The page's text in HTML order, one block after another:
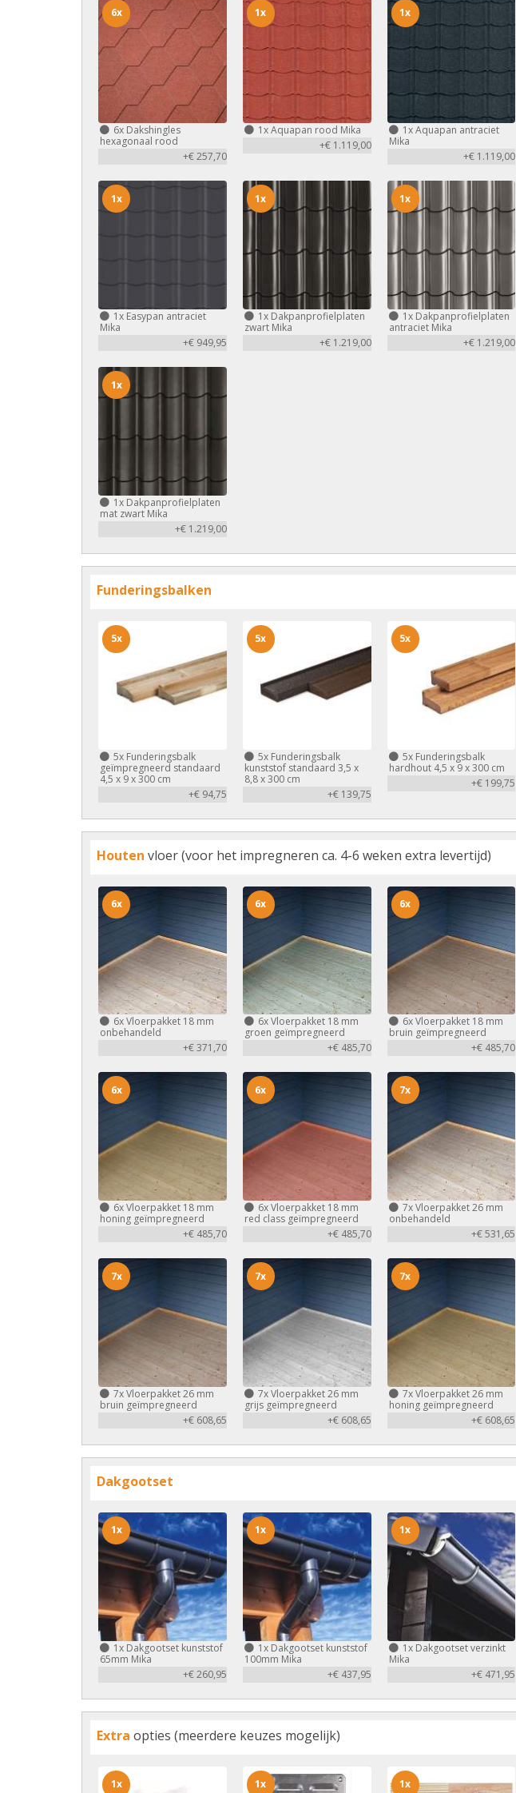
6x Dakshingles
hexagonaal rood
+€ 257,70
6x
1xAquapan rood Mika
+€ 1.119,00
1x
1xAquapan antraciet
Mika
+€ 1.119,00
1x
1x Easypan antraciet
Mika
+€ 949,95
1x
1xDakpanprofielplaten
zwart Mika
+€ 1.219,00
1x
1xDakpanprofielplaten
antraciet Mika
+€ 1.219,00
1x
1x Dakpanprofielplaten
mat zwart Mika
+€ 1.219,00
1x
Funderingsbalken
5x Funderingsbalk
geïmpregneerd standaard
4,5 x 9 x 300 cm
+€ 94,75
5x
5xFunderingsbalk
kunststof standaard 3,5 x
8,8 x 300 cm
+€ 139,75
5x
5xFunderingsbalk
hardhout 4,5 x 9 x 300 cm
+€ 199,75
5x
Houten vloer (voor het impregneren ca. 4-6 weken extra levertijd)
6xVloerpakket 18 mm
onbehandeld
+€ 371,70
6x
6xVloerpakket 18 mm
groen geïmpregneerd
+€ 485,70
6x
6xVloerpakket 18 mm
bruin geïmpregneerd
+€ 485,70
6x
6xVloerpakket 18 mm
honing geïmpregneerd
+€ 485,70
6x
6xVloerpakket 18 mm
red class geïmpregneerd
+€ 485,70
6x
7xVloerpakket 26 mm
onbehandeld
+€ 531,65
7x
7xVloerpakket 26 mm
bruin geïmpregneerd
+€ 608,65
7x
7xVloerpakket 26 mm
grijs geïmpregneerd
+€ 608,65
7x
7xVloerpakket 26 mm
honing geïmpregneerd
+€ 608,65
7x
Dakgootset
1x Dakgootset kunststof
65mm Mika
+€ 260,95
1x
1xDakgootset kunststof
100mm Mika
+€ 437,95
1x
1xDakgootset verzinkt
Mika
+€ 471,95
1x
Extra opties (meerdere keuzes mogelijk)
1x 1x 1x